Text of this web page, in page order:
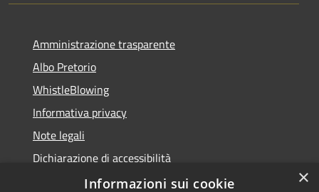
Amministrazione trasparente
Albo Pretorio
WhistleBlowing
Informativa privacy
Note legali
Dichiarazione di accessibilità
×
Informazioni sui cookie